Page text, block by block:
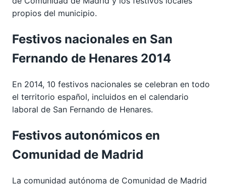
propios del municipio.
Festivos nacionales en San
Fernando de Henares 2014
En 2014, 10 festivos nacionales se celebran en todo
el territorio español, incluidos en el calendario
laboral de San Fernando de Henares.
Festivos autonómicos en
Comunidad de Madrid
La comunidad autónoma de Comunidad de Madrid